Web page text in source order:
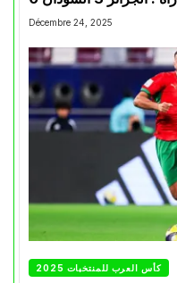
Décembre 24, 2025
كأس العرب للمنتخبات 2025